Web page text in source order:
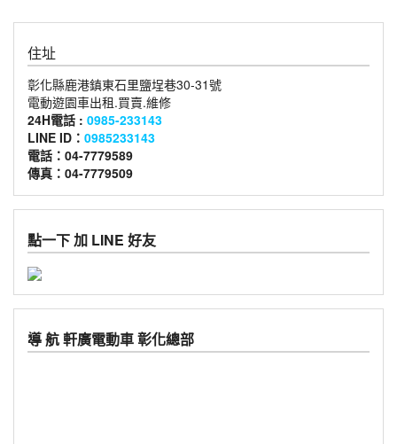
住址
彰化縣鹿港鎮東石里鹽埕巷30-31號
電動遊園車出租.買賣.維修
24H電話 : 0985-233143
LINE ID： 0985233143
電話：04-7779589
傳真：04-7779509
點一下 加 LINE 好友
導 航 軒廣電動車 彰化總部